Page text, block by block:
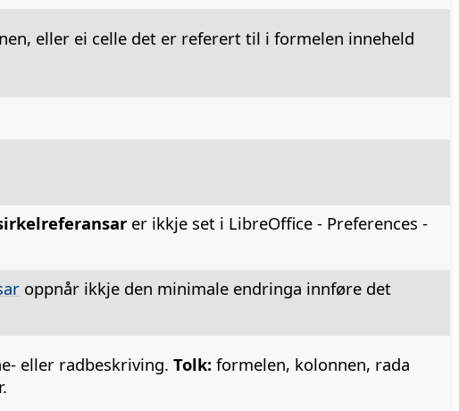
eller ei celle det er referert til i formelen inneheld
er ikkje set i LibreOffice - Preferences -
oppnår ikkje den minimale endringa innføre det
eller radbeskriving. Tolk:formelen, kolonnen, rada